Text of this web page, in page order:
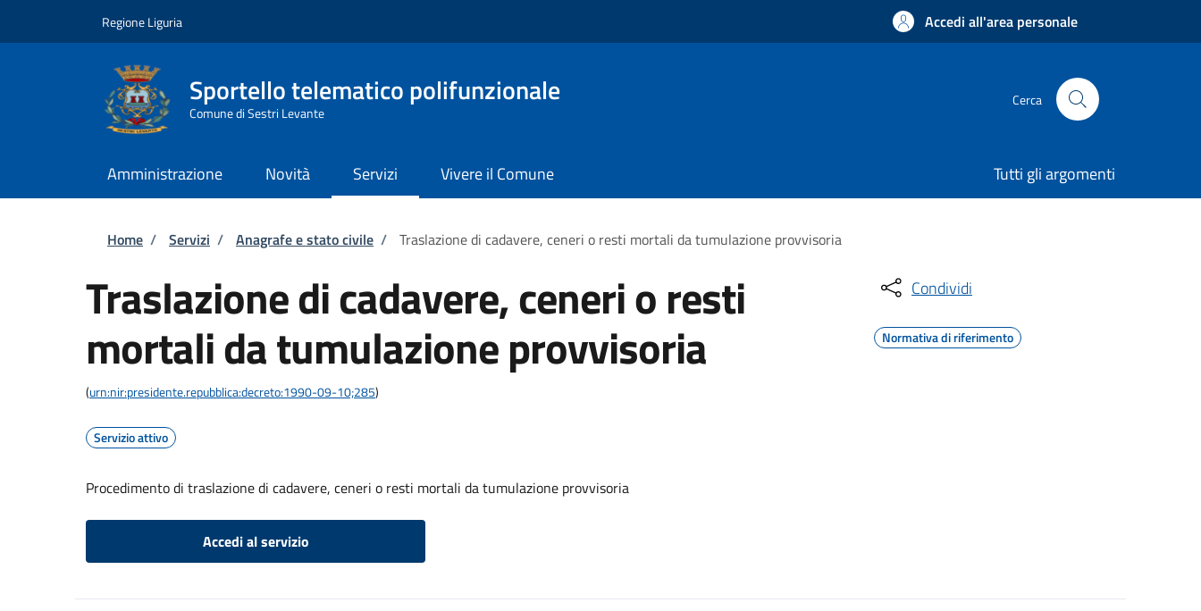
Regione Liguria Accedi all'area personale
Sportello telematico polifunzionale
Comune di Sestri Levante
Cerca
Amministrazione Novità Servizi Vivere il Comune Tutti gli argomenti
Briciole di pane
Home / Servizi / Anagrafe e stato civile / Traslazione di cadavere, ceneri o resti mortali da tumulazione provvisoria
Traslazione di cadavere, ceneri o resti
mortali da tumulazione provvisoria
(urn:nir:presidente.repubblica:decreto:1990-09-10;285)
Servizio attivo
Procedimento di traslazione di cadavere, ceneri o resti mortali da tumulazione provvisoria
Accedi al servizio
Condividi
Normativa di riferimento